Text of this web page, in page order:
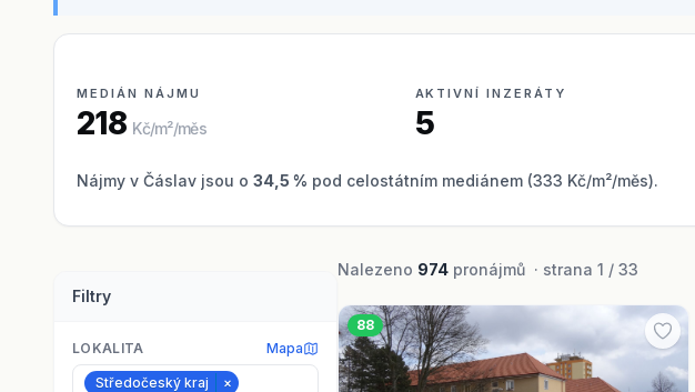
MEDIÁN NÁJMU
218 Kč/m²/měs
AKTIVNÍ INZERÁTY
5
Nájmy v Čáslav jsou o 34,5 % pod celostátním mediánem (333 Kč/m²/měs).
Filtry
LOKALITA Mapa
Středočeský kraj
×
Nalezeno 974 pronájmů · strana 1 / 33
88